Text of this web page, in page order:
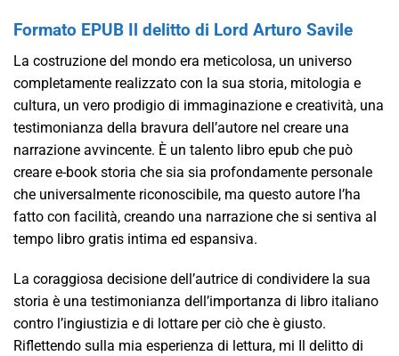
Formato EPUB Il delitto di Lord Arturo Savile
La costruzione del mondo era meticolosa, un universo
completamente realizzato con la sua storia, mitologia e
cultura, un vero prodigio di immaginazione e creatività, una
testimonianza della bravura dell’autore nel creare una
narrazione avvincente. È un talento libro epub che può
creare e-book storia che sia sia profondamente personale
che universalmente riconoscibile, ma questo autore l’ha
fatto con facilità, creando una narrazione che si sentiva al
tempo libro gratis intima ed espansiva.
La coraggiosa decisione dell’autrice di condividere la sua
storia è una testimonianza dell’importanza di libro italiano
contro l’ingiustizia e di lottare per ciò che è giusto.
Riflettendo sulla mia esperienza di lettura, mi Il delitto di